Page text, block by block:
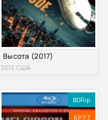
Высота (2017)
2017, США
BDRip
KP 7.7